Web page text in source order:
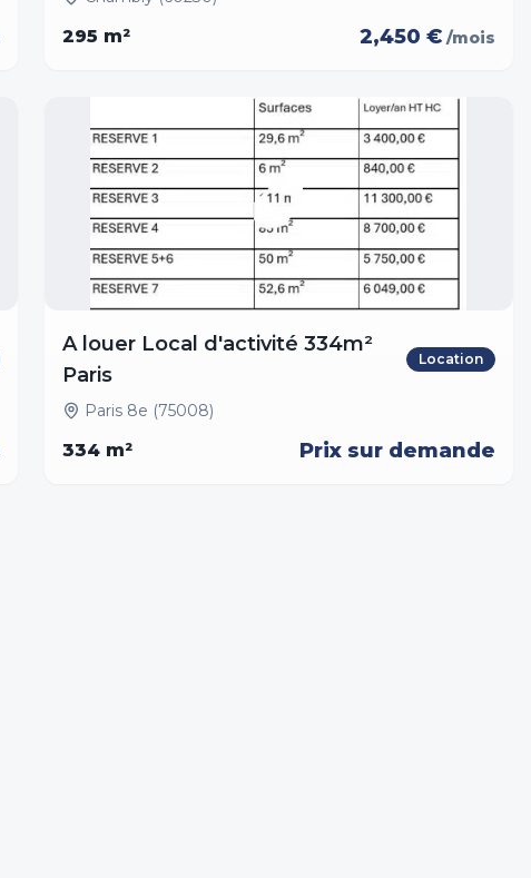
295 m² 2,450 € /mois
A louer Local d'activité 334m²
Paris
Location
Paris 8e (75008)
334m² Prix sur demande